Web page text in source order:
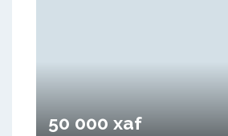
50 000 xaf